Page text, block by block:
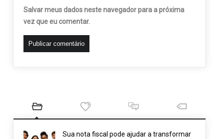
Salvar meus dados neste navegador para a próxima
vez que eu comentar.
Sua nota fiscal pode ajudar a transformar